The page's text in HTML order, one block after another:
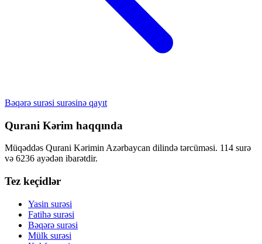
Bəqərə surəsi surəsinə qayıt
Qurani Kərim haqqında
Müqəddəs Qurani Kərimin Azərbaycan dilində tərcüməsi. 114 surə
və 6236 ayədən ibarətdir.
Tez keçidlər
Yasin surəsi
Fatihə surəsi
Bəqərə surəsi
Mülk surəsi